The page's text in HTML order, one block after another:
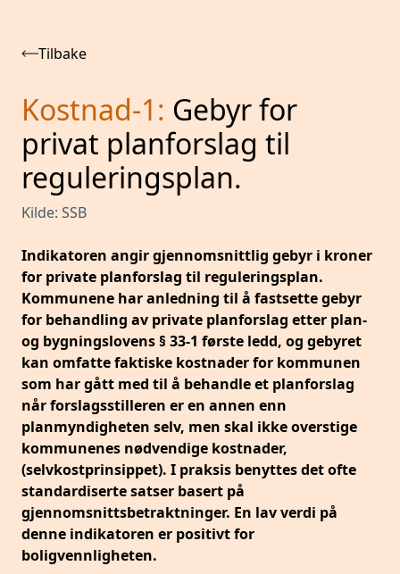
Tilbake
Kostnad-1: Gebyr for
privat planforslag til
reguleringsplan.
Kilde: SSB
Indikatoren angir gjennomsnittlig gebyr i kroner
for private planforslag til reguleringsplan.
Kommunene har anledning til å fastsette gebyr
for behandling av private planforslag etter plan-
og bygningslovens § 33-1 første ledd, og gebyret
kan omfatte faktiske kostnader for kommunen
som har gått med til å behandle et planforslag
når forslagsstilleren er en annen enn
planmyndigheten selv, men skal ikke overstige
kommunenes nødvendige kostnader,
(selvkostprinsippet). I praksis benyttes det ofte
standardiserte satser basert på
gjennomsnittsbetraktninger. En lav verdi på
denne indikatoren er positivt for
boligvennligheten.